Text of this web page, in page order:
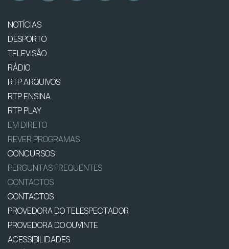
NOTÍCIAS
DESPORTO
TELEVISÃO
RÁDIO
RTP ARQUIVOS
RTP ENSINA
RTP PLAY
EM DIRETO
REVER PROGRAMAS
CONCURSOS
PERGUNTAS FREQUENTES
CONTACTOS
CONTACTOS
PROVEDORA DO TELESPECTADOR
PROVEDORA DO OUVINTE
ACESSIBILIDADES